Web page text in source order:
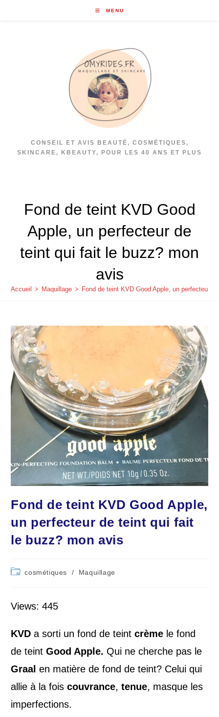
MENU
CONSEIL ET AVIS BEAUTÉ, COSMÉTIQUES,
SKINCARE, KBEAUTY, POUR LES 40 ANS ET PLUS
Fond de teint KVD Good
Apple, un perfecteur de
teint qui fait le buzz? mon
avis
Accueil > Maquillage > Fond de teint KVD Good Apple, un perfecteur
Fond de teint KVD Good Apple,
un perfecteur de teint qui fait
le buzz? mon avis
Postcosmétiques / Maquillage
Views: 445
KVD a sorti un fond de teintcrème le fond
de teintGood Apple. Qui ne cherche pas le
Graalen matière de fond de teint? Celui qui
allie à la foiscouvrance,tenue, masque les
imperfections.